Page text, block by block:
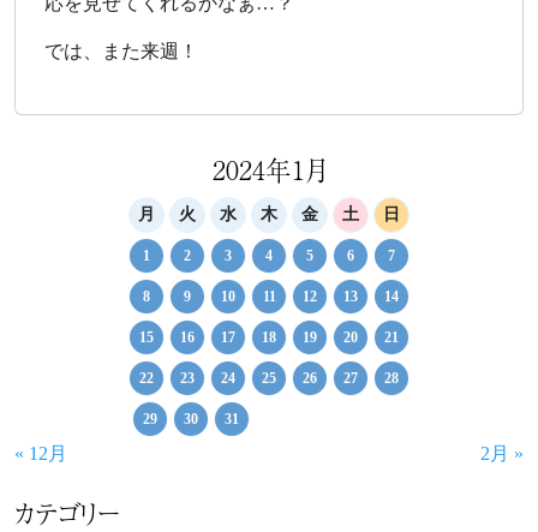
では、また来週！
2024年1月
月 火 水 木 金 土 日
1 2 3 4 5 6 7
8 9 10 11 12 13 14
15 16 17 18 19 20 21
22 23 24 25 26 27 28
29 30 31
« 12月 2月 »
カテゴリー